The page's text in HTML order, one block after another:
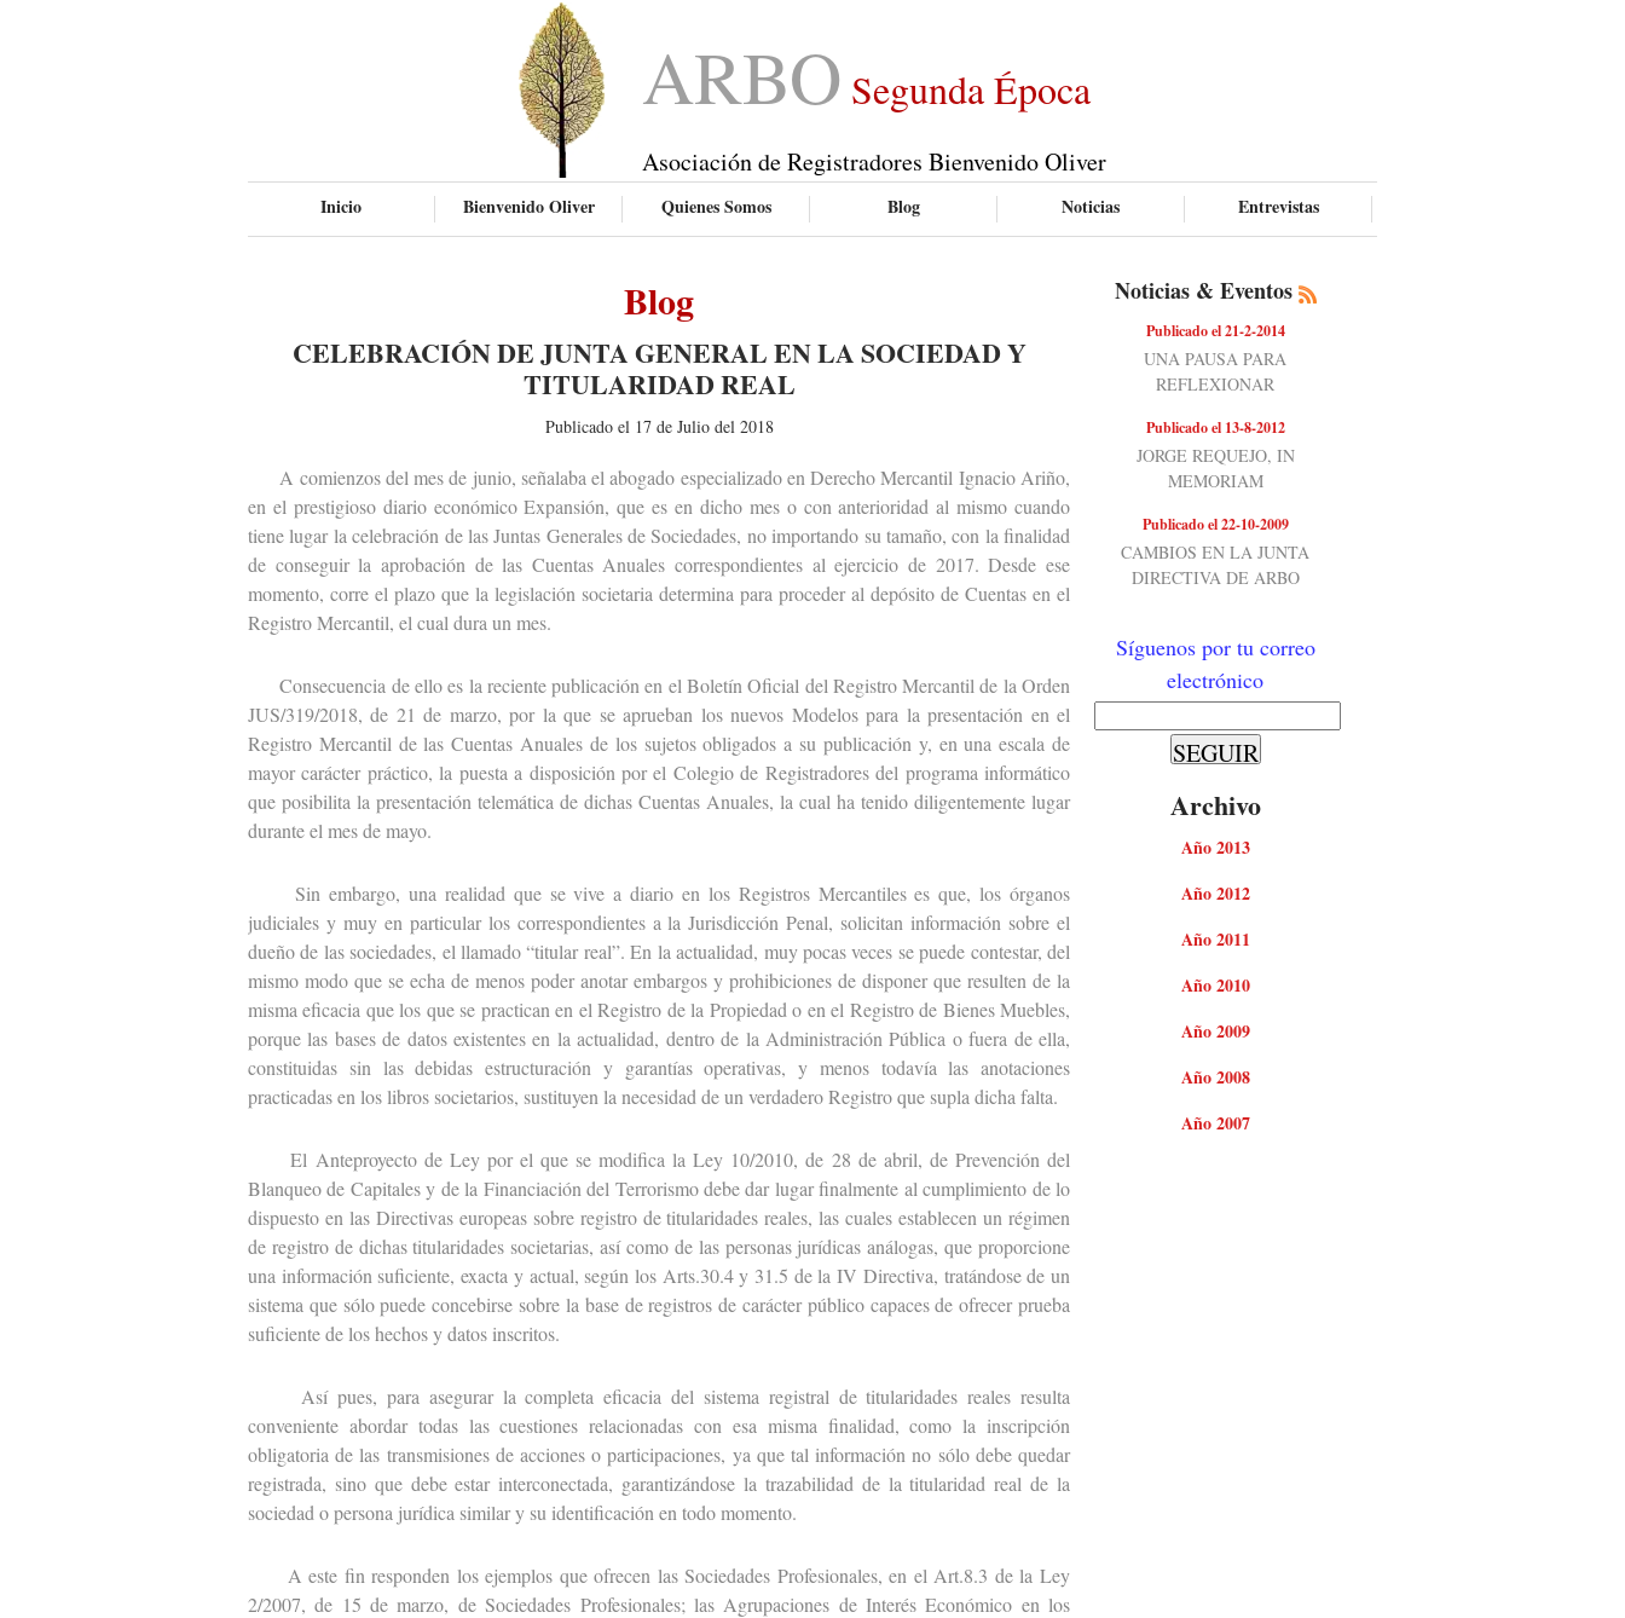
ARBO Segunda Época
Asociación de Registradores Bienvenido Oliver
Inicio Bienvenido Oliver Quienes Somos Blog Noticias Entrevistas
Blog
CELEBRACIÓN DE JUNTA GENERAL EN LA SOCIEDAD Y
TITULARIDAD REAL
Publicado el 17 de Julio del 2018
A comienzos del mes de junio, señalaba el abogado especializado en Derecho Mercantil Ignacio Ariño,
en el prestigioso diario económico Expansión, que es en dicho mes o con anterioridad al mismo cuando
tiene lugar la celebración de las Juntas Generales de Sociedades, no importando su tamaño, con la finalidad
de conseguir la aprobación de las Cuentas Anuales correspondientes al ejercicio de 2017. Desde ese
momento, corre el plazo que la legislación societaria determina para proceder al depósito de Cuentas en el
Registro Mercantil, el cual dura un mes.
Consecuencia de ello es la reciente publicación en el Boletín Oficial del Registro Mercantil de la Orden
JUS/319/2018, de 21 de marzo, por la que se aprueban los nuevos Modelos para la presentación en el
Registro Mercantil de las Cuentas Anuales de los sujetos obligados a su publicación y, en una escala de
mayor carácter práctico, la puesta a disposición por el Colegio de Registradores del programa informático
que posibilita la presentación telemática de dichas Cuentas Anuales, la cual ha tenido diligentemente lugar
durante el mes de mayo.
Sin embargo, una realidad que se vive a diario en los Registros Mercantiles es que, los órganos
judiciales y muy en particular los correspondientes a la Jurisdicción Penal, solicitan información sobre el
dueño de las sociedades, el llamado “titular real”. En la actualidad, muy pocas veces se puede contestar, del
mismo modo que se echa de menos poder anotar embargos y prohibiciones de disponer que resulten de la
misma eficacia que los que se practican en el Registro de la Propiedad o en el Registro de Bienes Muebles,
porque las bases de datos existentes en la actualidad, dentro de la Administración Pública o fuera de ella,
constituidas sin las debidas estructuración y garantías operativas, y menos todavía las anotaciones
practicadas en los libros societarios, sustituyen la necesidad de un verdadero Registro que supla dicha falta.
El Anteproyecto de Ley por el que se modifica la Ley 10/2010, de 28 de abril, de Prevención del
Blanqueo de Capitales y de la Financiación del Terrorismo debe dar lugar finalmente al cumplimiento de lo
dispuesto en las Directivas europeas sobre registro de titularidades reales, las cuales establecen un régimen
de registro de dichas titularidades societarias, así como de las personas jurídicas análogas, que proporcione
una información suficiente, exacta y actual, según los Arts.30.4 y 31.5 de la IV Directiva, tratándose de un
sistema que sólo puede concebirse sobre la base de registros de carácter público capaces de ofrecer prueba
suficiente de los hechos y datos inscritos.
Así pues, para asegurar la completa eficacia del sistema registral de titularidades reales resulta
conveniente abordar todas las cuestiones relacionadas con esa misma finalidad, como la inscripción
obligatoria de las transmisiones de acciones o participaciones, ya que tal información no sólo debe quedar
registrada, sino que debe estar interconectada, garantizándose la trazabilidad de la titularidad real de la
sociedad o persona jurídica similar y su identificación en todo momento.
A este fin responden los ejemplos que ofrecen las Sociedades Profesionales, en el Art.8.3 de la Ley
2/2007, de 15 de marzo, de Sociedades Profesionales; las Agrupaciones de Interés Económico en los
Noticias & Eventos
Publicado el 21-2-2014
UNA PAUSA PARA
REFLEXIONAR
Publicado el 13-8-2012
JORGE REQUEJO, IN
MEMORIAM
Publicado el 22-10-2009
CAMBIOS EN LA JUNTA
DIRECTIVA DE ARBO
Síguenos por tu correo
electrónico
Archivo
Año 2013
Año 2012
Año 2011
Año 2010
Año 2009
Año 2008
Año 2007